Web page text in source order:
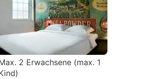
2 Erwachsene (max. 1